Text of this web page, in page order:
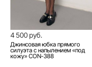
4 500 руб.
Джинсовая юбка прямого
силуэта с напылением «под
кожу» CON-388